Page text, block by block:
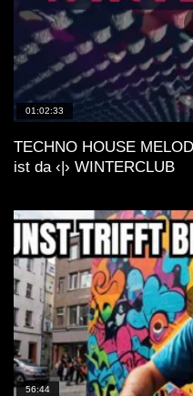
01:02:33
TECHNO HOUSE
ist da ‹|› WINTERCLUB
56:44